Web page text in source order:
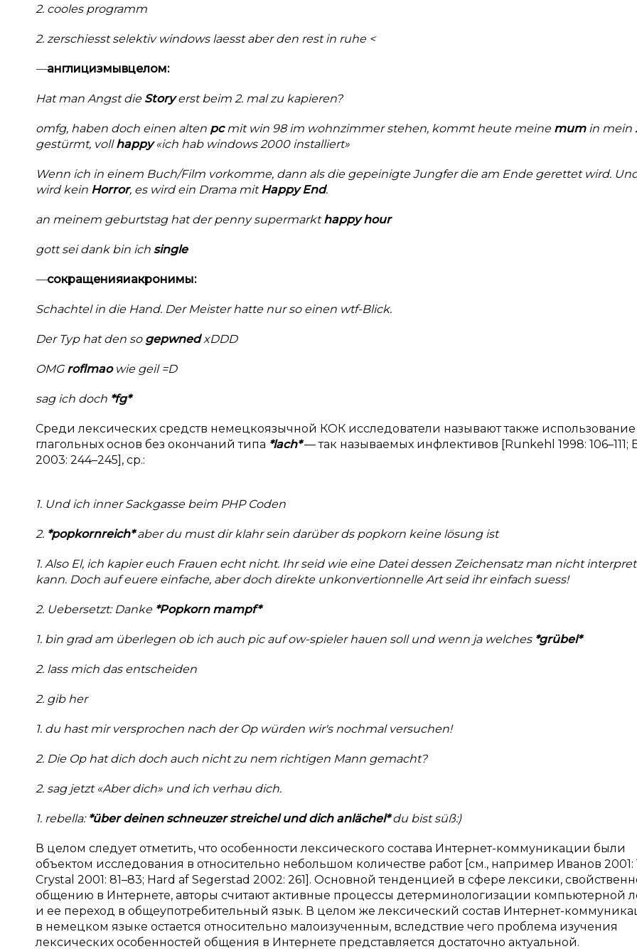
2. cooles programm
2. zerschiesst selektiv windows laesst aber den rest in ruhe <
—англицизмывцелом:
Hat man Angst die Storyerst beim 2. mal zu kapieren?
omfg, haben doch einen alten pcmit win 98 im wohnzimmer stehen, kommt heute meine mumin mein
gestürmt, vollhappy«ich hab windows 2000 installiert»
Wenn ich in einem Buch/Film vorkomme, dann als die gepeinigte Jungfer die am Ende gerettet wird.
wird kein Horror, es wird ein Drama mitHappy End.
an meinem geburtstag hat der penny supermarkthappy hour
gott sei dank bin ich single
—сокращенияиакронимы:
Schachtel in die Hand. Der Meister hatte nur so einen wtf-Blick.
Der Typ hat den so gepwnedxDDD
OMGroflmaowie geil =D
sag ich doch *fg*
Среди лексических средств немецкоязычной КОК исследователи называют также использование
глагольных основ без окончаний типа *lach*— так называемых инфлективов [Runkehl 1998: 106–111;
2003: 244–245], ср.:
1. Und ich inner Sackgasse beim PHP Coden
2. *popkornreich*aber du must dir klahr sein darüber ds popkorn keine lösung ist
1. Also El, ich kapier euch Frauen echt nicht. Ihr seid wie eine Datei dessen Zeichensatz man nicht
kann. Doch auf euere einfache, aber doch direkte unkonvertionnelle Art seid ihr einfach suess!
2. Uebersetzt: Danke *Popkorn mampf*
1. bin grad am überlegen ob ich auch pic auf ow-spieler hauen soll und wenn ja welches *grübel*
2. lass mich das entscheiden
2. gib her
1. du hast mir versprochen nach der Op würden wir's nochmal versuchen!
2. Die Op hat dich doch auch nicht zu nem richtigen Mann gemacht?
2. sag jetzt «Aber dich» und ich verhau dich.
1. rebella: *über deinen schneuzer streichel und dich anlächel*du bist süß:)
В целом следует отметить, что особенности лексического состава Интернет-коммуникации были
объектом исследования в относительно небольшом количестве работ [см., например Иванов 2001:
Crystal 2001: 81–83; Hard af Segerstad 2002: 261]. Основной тенденцией в сфере лексики,
общению в Интернете, авторы считают активные процессы детерминологизации компьютерной
и ее переход в общеупотребительный язык. В целом же лексический состав Интернет-
в немецком языке остается относительно малоизученным, вследствие чего проблема изучения
лексических особенностей общения в Интернете представляется достаточно актуальной.